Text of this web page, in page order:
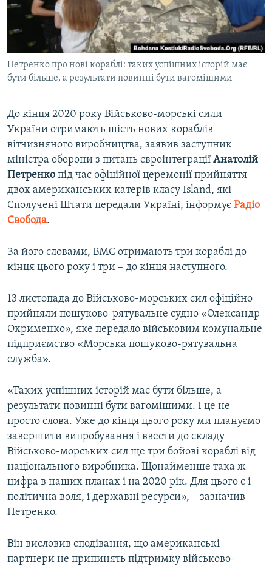
СВІДЧЕННЯ ОКУПАЦІЇ
УКРАЇНСЬКА ПРОБЛЕМА КРИМУ
ІНФОГРАФІКА
Qırımtatar
ДОЛУЧАЙСЯ!
Петренко про нові кораблі: таких успішних історій має
бути більше, а результати повинні бути вагомішими
До кінця 2020 року Військово-морські сили
України отримають шість нових кораблів
вітчизняного виробництва, заявив заступник
міністра оборони з питань євроінтеграції Анатолій
Петренко під час офіційної церемонії прийняття
двох американських катерів класу Island, які
Сполучені Штати передали Україні, інформує Радіо
Свобода.
За його словами, ВМС отримають три кораблі до
кінця цього року і три – до кінця наступного.
13 листопада до Військово-морських сил офіційно
прийняли пошуково-рятувальне судно «Олександр
Охрименко», яке передало військовим комунальне
підприємство «Морська пошуково-рятувальна
служба».
«Таких успішних історій має бути більше, а
результати повинні бути вагомішими. І це не
просто слова. Уже до кінця цього року ми плануємо
завершити випробування і ввести до складу
Військово-морських сил ще три бойові кораблі від
національного виробника. Щонайменше така ж
цифра в наших планах і на 2020 рік. Для цього є і
політична воля, і державні ресурси», – зазначив
Петренко.
Він висловив сподівання, що американські
партнери не припинять підтримку військово-